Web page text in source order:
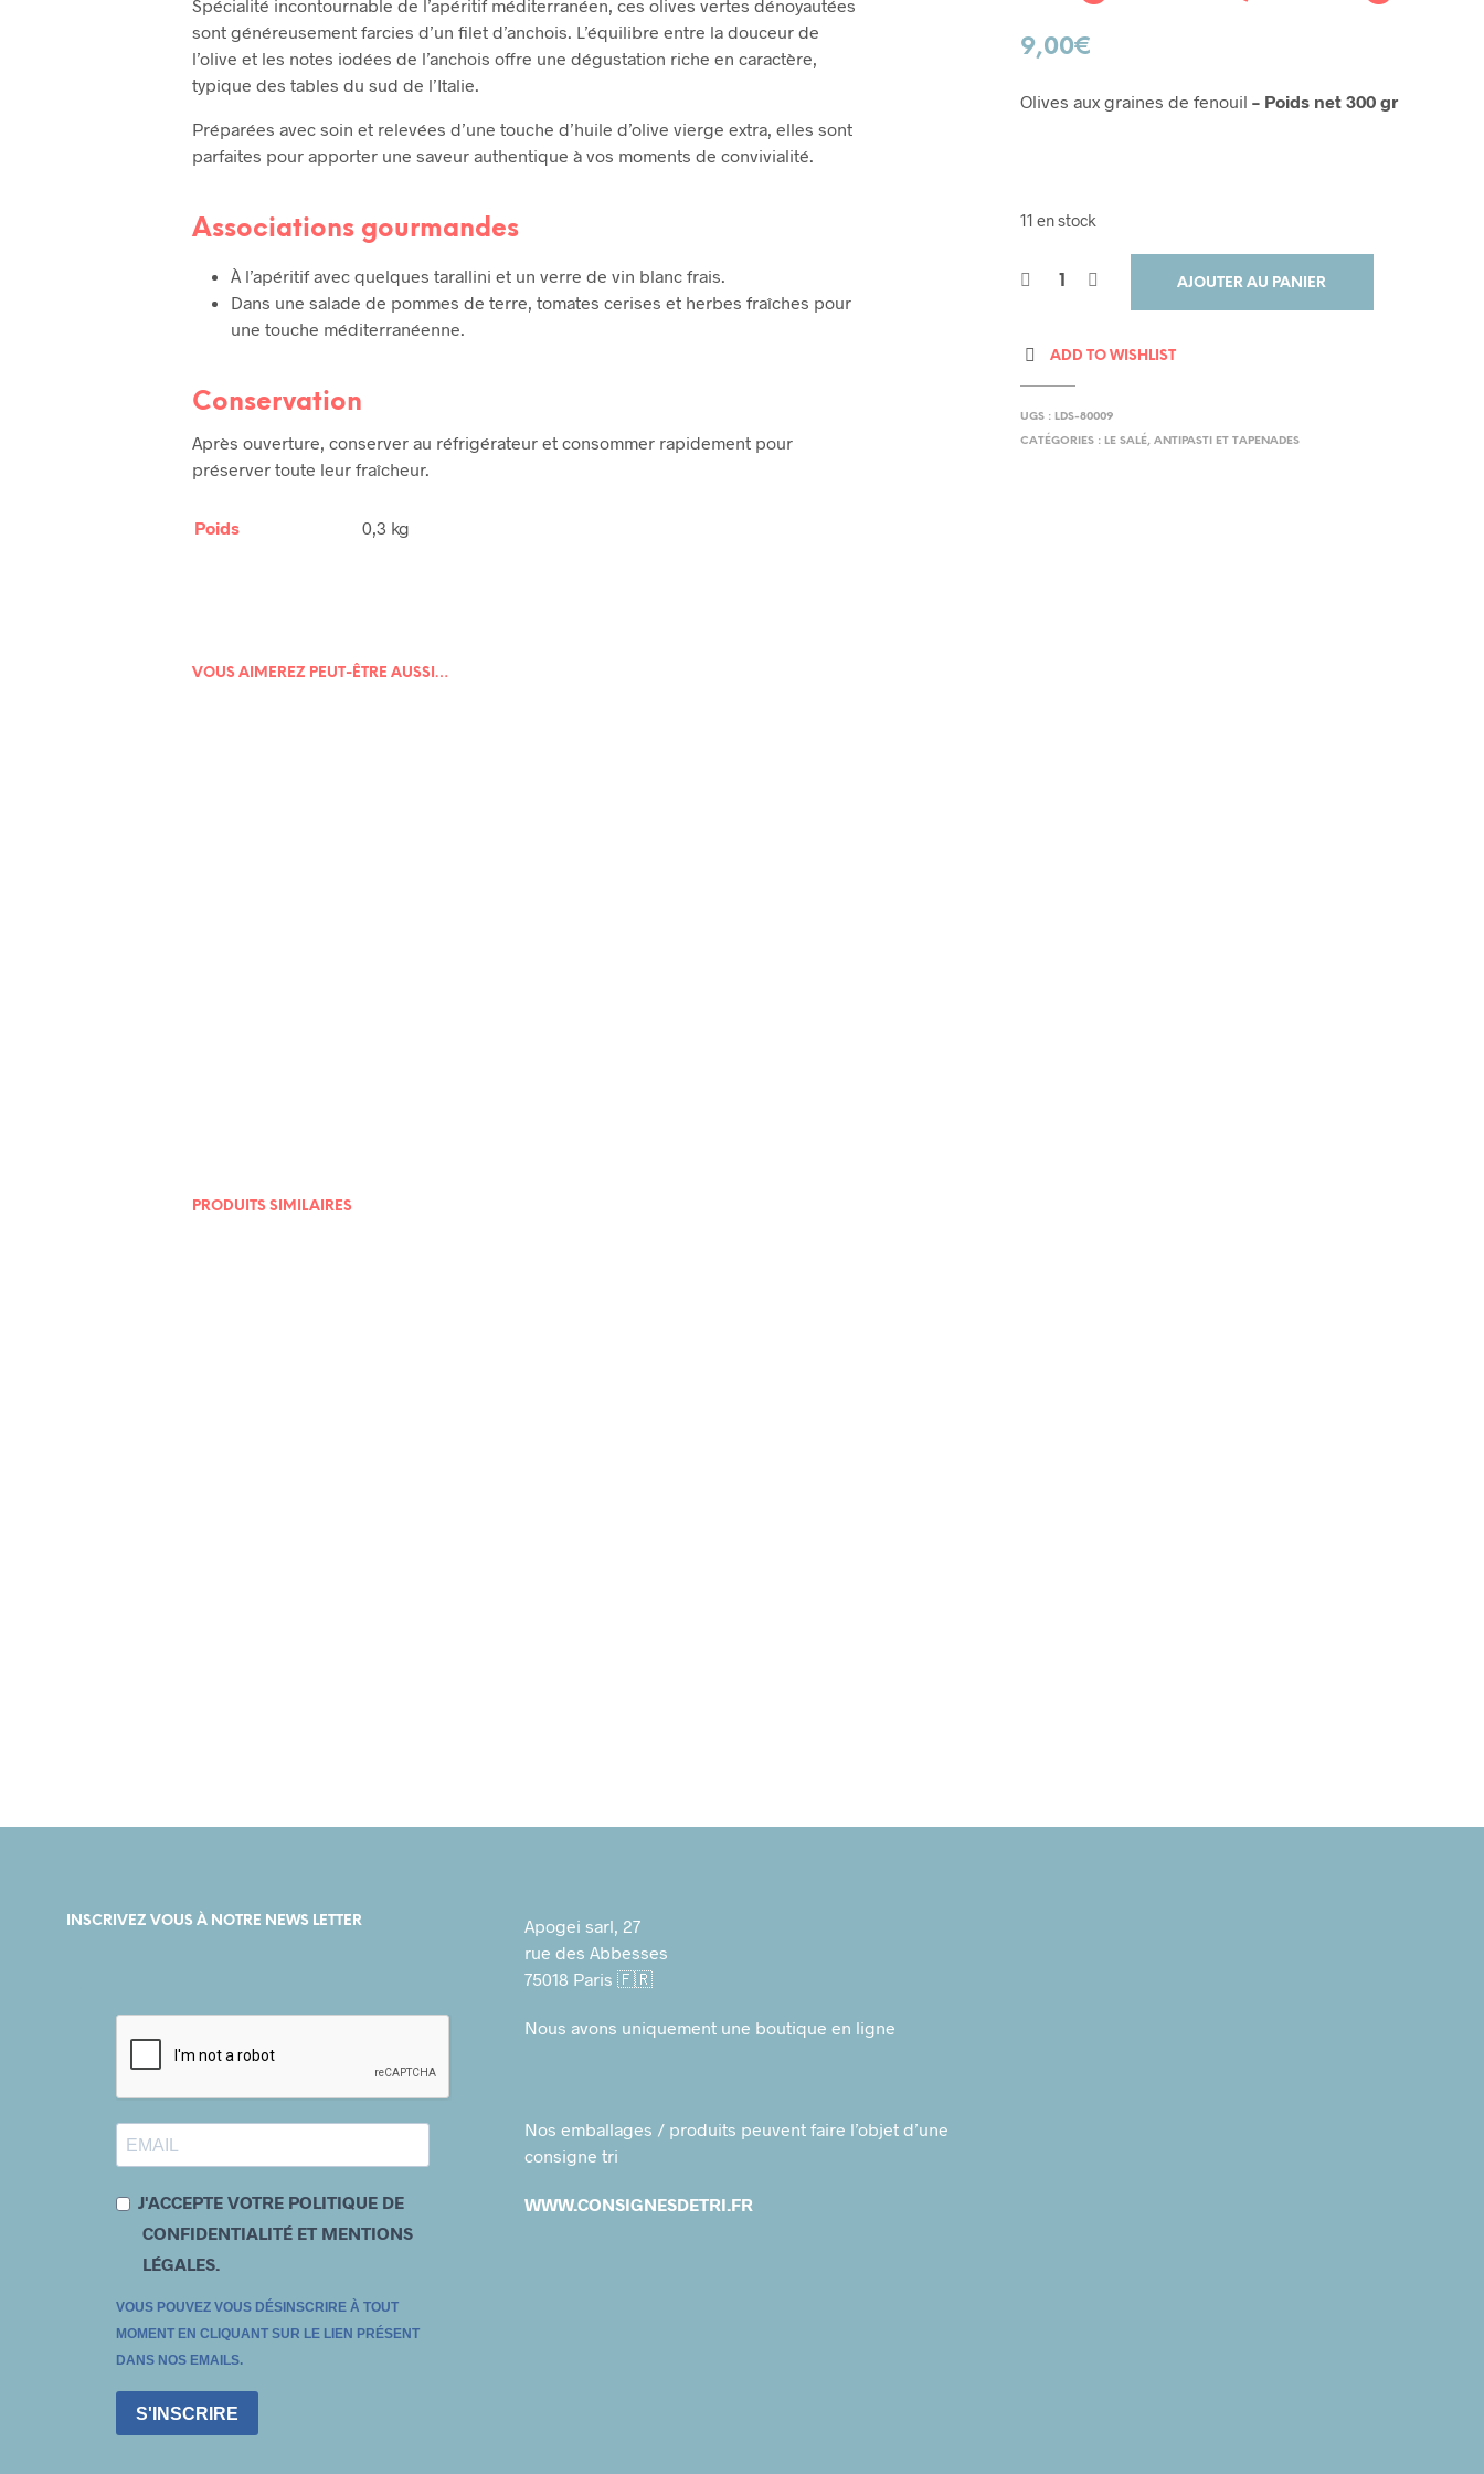
9,00€
Olives aux graines de fenouil – Poids net 300 gr
11 en stock
AJOUTER AU PANIER
ADD TO WISHLIST
UGS : LDS-80009
CATÉGORIES : LE SALÉ, ANTIPASTI ET TAPENADES
Spécialité incontournable de l’apéritif méditerranéen, ces olives vertes dénoyautées
sont généreusement farcies d’un filet d’anchois. L’équilibre entre la douceur de
l’olive et les notes iodées de l’anchois offre une dégustation riche en caractère,
typique des tables du sud de l’Italie.
Préparées avec soin et relevées d’une touche d’huile d’olive vierge extra, elles sont
parfaites pour apporter une saveur authentique à vos moments de convivialité.
Associations gourmandes
À l’apéritif avec quelques tarallini et un verre de vin blanc frais.
Dans une salade de pommes de terre, tomates cerises et herbes fraîches pour
une touche méditerranéenne.
Conservation
Après ouverture, conserver au réfrigérateur et consommer rapidement pour
préserver toute leur fraîcheur.
Poids 0,3 kg
VOUS AIMEREZ PEUT-ÊTRE AUSSI…
PRODUITS SIMILAIRES
INSCRIVEZ VOUS À NOTRE NEWS LETTER
J'ACCEPTE VOTRE POLITIQUE DE
CONFIDENTIALITÉ ET MENTIONS
LÉGALES.
VOUS POUVEZ VOUS DÉSINSCRIRE À TOUT
MOMENT EN CLIQUANT SUR LE LIEN PRÉSENT
DANS NOS EMAILS.
S'INSCRIRE
Apogei sarl, 27
rue des Abbesses
75018 Paris 🇫🇷
Nous avons uniquement une boutique en ligne
Nos emballages / produits peuvent faire l’objet d’une
consigne tri
WWW.CONSIGNESDETRI.FR